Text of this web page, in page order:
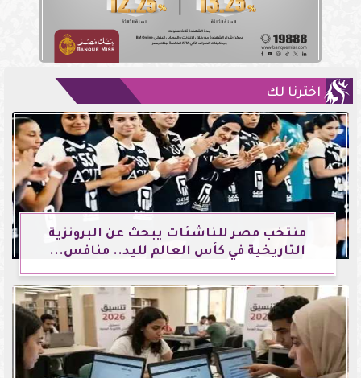
اخترنا لك
منتخب مصر للناشئات يبحث عن البرونزية
التاريخية في كأس العالم لليد.. منافس...